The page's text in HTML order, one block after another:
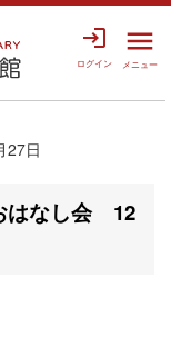
login
ログイン
menu
メニュー
27日
はなし会 12